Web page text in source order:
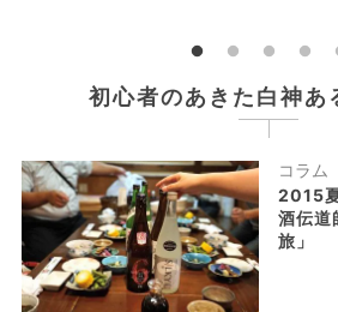
初心者のあきた白神あ
コラム
2015
酒伝道
旅」